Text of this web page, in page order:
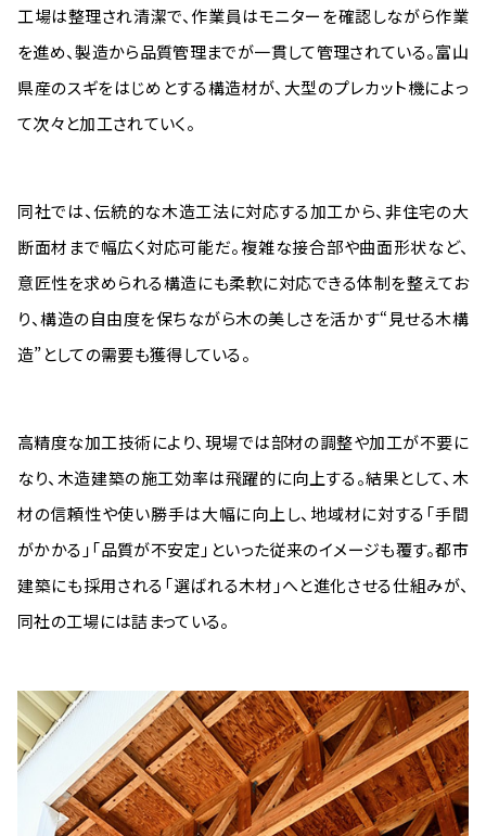
工場は整理され清潔で、作業員はモニターを確認しながら作業
を進め、製造から品質管理までが一貫して管理されている。富山
県産のスギをはじめとする構造材が、大型のプレカット機によっ
て次々と加工されていく。
同社では、伝統的な木造工法に対応する加工から、非住宅の大
断面材まで幅広く対応可能だ。複雑な接合部や曲面形状など、
意匠性を求められる構造にも柔軟に対応できる体制を整えてお
り、構造の自由度を保ちながら木の美しさを活かす“見せる木構
造”としての需要も獲得している。
高精度な加工技術により、現場では部材の調整や加工が不要に
なり、木造建築の施工効率は飛躍的に向上する。結果として、木
材の信頼性や使い勝手は大幅に向上し、地域材に対する「手間
がかかる」「品質が不安定」といった従来のイメージも覆す。都市
建築にも採用される「選ばれる木材」へと進化させる仕組みが、
同社の工場には詰まっている。